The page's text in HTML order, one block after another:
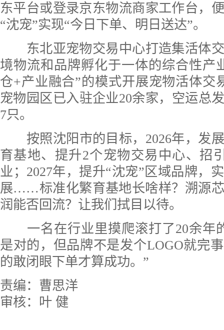
东平台或登录京东物流商家工作台，
“沈宠”实现“今日下单、明日送达”。
东北亚宠物交易中心打造集活体交
境物流和品牌孵化于一体的综合性产
仓+产业融合”的模式开展宠物活体交
宠物园区已入驻企业20余家，空运总
7只。
按照沈阳市的目标，2026年，发展
育基地、提升2个宠物交易中心、招
业；2027年，提升“沈宠”区域品牌，
展……标准化繁育基地长啥样？溯源
润能否回流？让我们拭目以待。
一名在行业里摸爬滚打了20余年
是对的，但品牌不是发个LOGO就完
的敢闭眼下单才算成功。”
责编：曹思洋
审核：叶 健